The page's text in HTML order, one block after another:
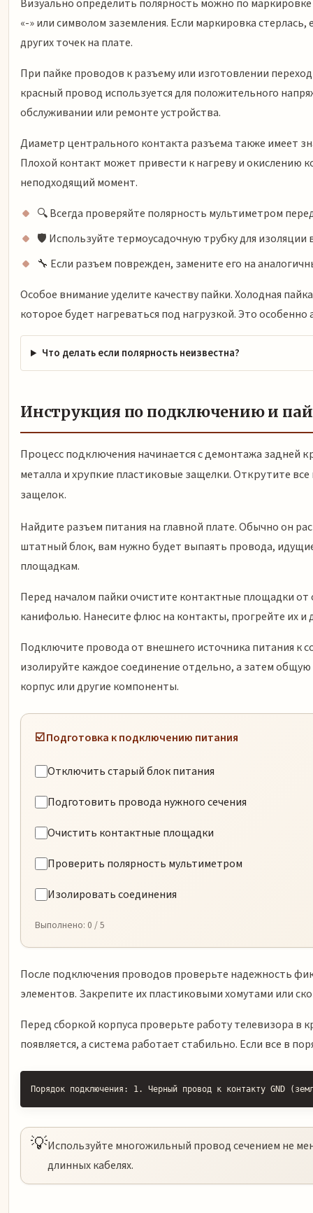
Визуально определить полярность можно по
«-» или символом заземления. Если маркировка
других точек на плате.
При пайке проводов к разъему или изготовлении
красный провод используется для положительного
обслуживании или ремонте устройства.
Диаметр центрального контакта разъема также имеет
Плохой контакт может привести к нагреву и окислению
неподходящий момент.
🔍 Всегда проверяйте полярность мультиметром
🛡️ Используйте термоусадочную трубку для
🔧 Если разъем поврежден, замените его на
Особое внимание уделите качеству пайки. Холодная
которое будет нагреваться под нагрузкой. Это
Что делать если полярность неизвестна?
Инструкция по подключению и
Процесс подключения начинается с демонтажа задней
металла и хрупкие пластиковые защелки. Открутите
защелок.
Найдите разъем питания на главной плате. Обычно он
штатный блок, вам нужно будет выпаять провода,
площадкам.
Перед началом пайки очистите контактные площадки
канифолью. Нанесите флюс на контакты, прогрейте их
Подключите провода от внешнего источника питания к
изолируйте каждое соединение отдельно, а затем
корпус или другие компоненты.
☑️ Подготовка к подключению питания
Отключить старый блок питания
Подготовить провода нужного сечения
Очистить контактные площадки
Проверить полярность мультиметром
Изолировать соединения
Выполнено: 0 / 5
После подключения проводов проверьте надежность
элементов. Закрепите их пластиковыми хомутами или
Перед сборкой корпуса проверьте работу телевизора в
появляется, а система работает стабильно. Если все в
Порядок подключения: 1. Черный провод к контакту GND
💡Используйте многожильный провод сечением не
длинных кабелях.